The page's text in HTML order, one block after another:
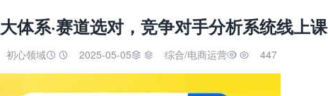
体系·赛道选对，​竞争对手分析系统线上课
初心领域  2025-05-05  综合/电商运营  447